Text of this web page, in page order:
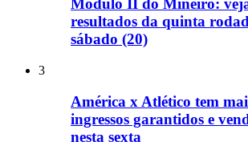
Módulo II do Mineiro:
resultados da quinta
sábado (20)
3
América x Atlético tem
ingressos garantidos e
nesta sexta